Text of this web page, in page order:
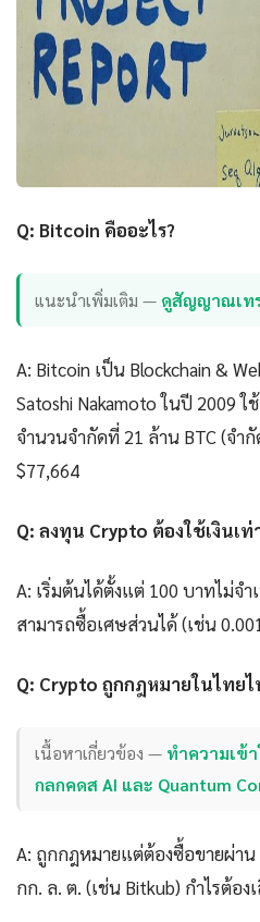
Q: Bitcoin คืออะไร?
แนะนำเพิ่มเติม — ดูสัญญาณเท
A: Bitcoin เป็น Blockchain &
Satoshi Nakamoto ในปี 2009 ใ
จำนวนจำกัดที่ 21 ล้าน BTC (จำ
$77,664
Q: ลงทุน Crypto ต้องใช้เงินเท่
A: เริ่มต้นได้ตั้งแต่ 100 บาทไม่จ
สามารถซื้อเศษส่วนได้ (เช่น
Q: Crypto ถูกกฎหมายในไทยไ
เนื้อหาเกี่ยวข้อง — ทำความเข้
กลกคดส AI และ Quantum
A: ถูกกฎหมายแต่ต้องซื้อขายผ่า
กก. ล. ต. (เช่น Bitkub) กำไรต้อง